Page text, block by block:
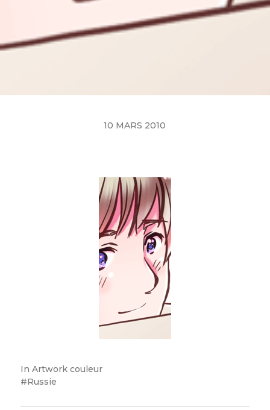
10 MARS 2010
In Artwork couleur
Russie